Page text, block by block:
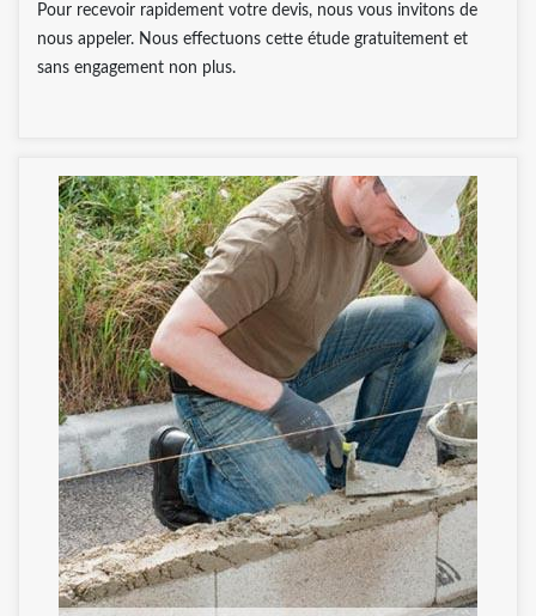
Pour recevoir rapidement votre devis, nous vous invitons de
nous appeler. Nous effectuons cette étude gratuitement et
sans engagement non plus.